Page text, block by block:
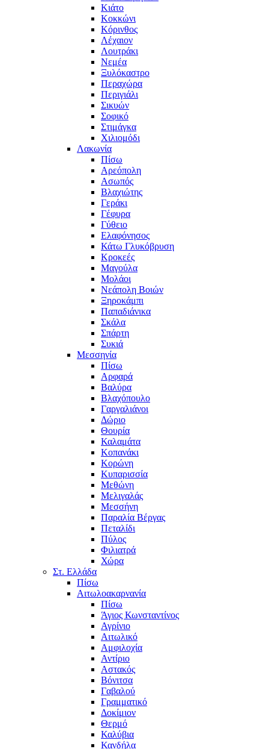
Κιάτο
Κοκκώνι
Κόρινθος
Λέχαιον
Λουτράκι
Νεμέα
Ξυλόκαστρο
Περαχώρα
Περιγιάλι
Σικυών
Σοφικό
Στιμάγκα
Χιλιομόδι
Λακωνία
Πίσω
Αρεόπολη
Ασωπός
Βλαχιώτης
Γεράκι
Γέφυρα
Γύθειο
Ελαφόνησος
Κάτω Γλυκόβρυση
Κροκεές
Μαγούλα
Μολάοι
Νεάπολη Βοιών
Ξηροκάμπι
Παπαδιάνικα
Σκάλα
Σπάρτη
Συκιά
Μεσσηνία
Πίσω
Αρφαρά
Βαλύρα
Βλαχόπουλο
Γαργαλιάνοι
Δώριο
Θουρία
Καλαμάτα
Κοπανάκι
Κορώνη
Κυπαρισσία
Μεθώνη
Μελιγαλάς
Μεσσήνη
Παραλία Βέργας
Πεταλίδι
Πύλος
Φιλιατρά
Χώρα
Στ. Ελλάδα
Πίσω
Αιτωλοακαρνανία
Πίσω
Άγιος Κωνσταντίνος
Αγρίνιο
Αιτωλικό
Αμφιλοχία
Αντίριο
Αστακός
Βόνιτσα
Γαβαλού
Γραμματικό
Δοκίμιον
Θερμό
Καλύβια
Κανδήλα